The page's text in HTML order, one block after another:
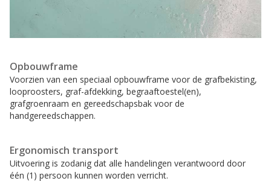
Opbouwframe
Voorzien van een speciaal opbouwframe voor de grafbekisting,
looproosters, graf-afdekking, begraaftoestel(en),
grafgroenraam en gereedschapsbak voor de
handgereedschappen.
Ergonomisch transport
Uitvoering is zodanig dat alle handelingen verantwoord door
één (1) persoon kunnen worden verricht.